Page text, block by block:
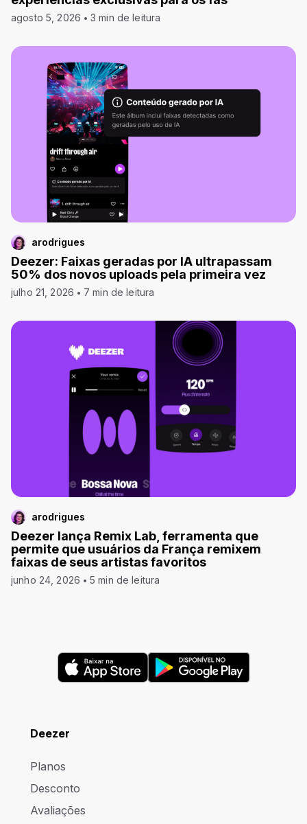
agosto 5, 2026 3 min de leitura
arodrigues
Deezer: Faixas geradas por IA ultrapassam
50% dos novos uploads pela primeira vez
julho 21, 2026 7 min de leitura
arodrigues
Deezer lança Remix Lab, ferramenta que
permite que usuários da França remixem
faixas de seus artistas favoritos
junho 24, 2026 5 min de leitura
Deezer
Planos
Desconto
Avaliações